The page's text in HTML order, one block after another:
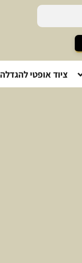
ציוד אופטי להגדלה